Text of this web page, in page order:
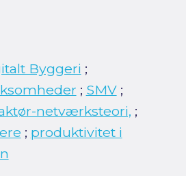
Byggeri ;
; SMV;
netværksteori, ;
; produktivitet i